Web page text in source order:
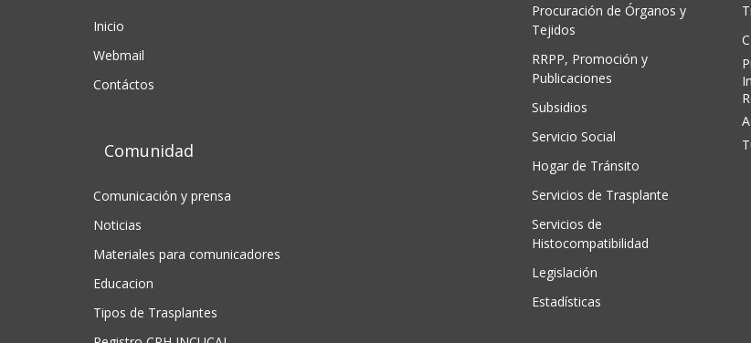
Inicio
Webmail
Contáctos
Comunidad
Comunicación y prensa
Noticias
Materiales para comunicadores
Educacion
Tipos de Trasplantes
Procuración de Órganos y
Tejidos
RRPP, Promoción y
Publicaciones
Subsidios
Servicio Social
Hogar de Tránsito
Servicios de Trasplante
Servicios de
Histocompatibilidad
Legislación
Estadísticas